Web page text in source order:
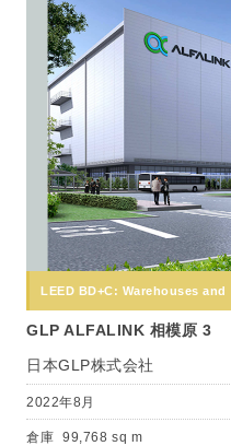
LEED BD+C: Warehouses
GLP ALFALINK 相模原 3
日本GLP株式会社
2022年8月
倉庫 99,768 sq m